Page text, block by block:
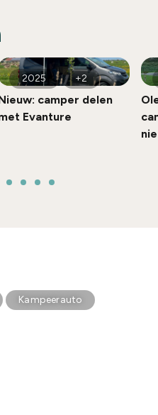
2025 +2
camper delen
Evanture
Kampeerauto